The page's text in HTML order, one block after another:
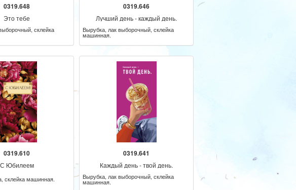
0319.648
Это тебе
склейка
0319.646
Лучший день - каждый день.
Вырубка, лак выборочный, склейка
машинная.
0319.610
С Юбилеем
склейка машинная.
0319.641
Каждый день - твой день.
Вырубка, лак выборочный, склейка
машинная.